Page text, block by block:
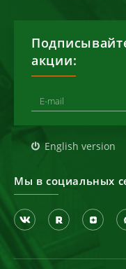
акции:
English version
Мы в социальных